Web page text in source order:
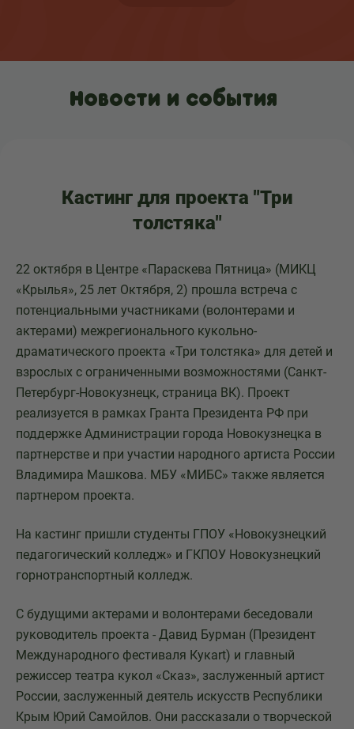
Новости и события
Кастинг для проекта "Три
толстяка"
22 октября в Центре «Параскева Пятница» (МИКЦ
«Крылья», 25 лет Октября, 2) прошла встреча с
потенциальными участниками (волонтерами и
актерами) межрегионального кукольно-
драматического проекта «Три толстяка» для детей и
взрослых с ограниченными возможностями (Санкт-
Петербург-Новокузнецк, страница ВК). Проект
реализуется в рамках Гранта Президента РФ при
поддержке Администрации города Новокузнецка в
партнерстве и при участии народного артиста России
Владимира Машкова. МБУ «МИБС» также является
партнером проекта.
На кастинг пришли студенты ГПОУ «Новокузнецкий
педагогический колледж» и ГКПОУ Новокузнецкий
горнотранспортный колледж.
С будущими актерами и волонтерами беседовали
руководитель проекта - Давид Бурман (Президент
Международного фестиваля Кукart) и главный
режиссер театра кукол «Сказ», заслуженный артист
России, заслуженный деятель искусств Республики
Крым Юрий Самойлов. Они рассказали о творческой